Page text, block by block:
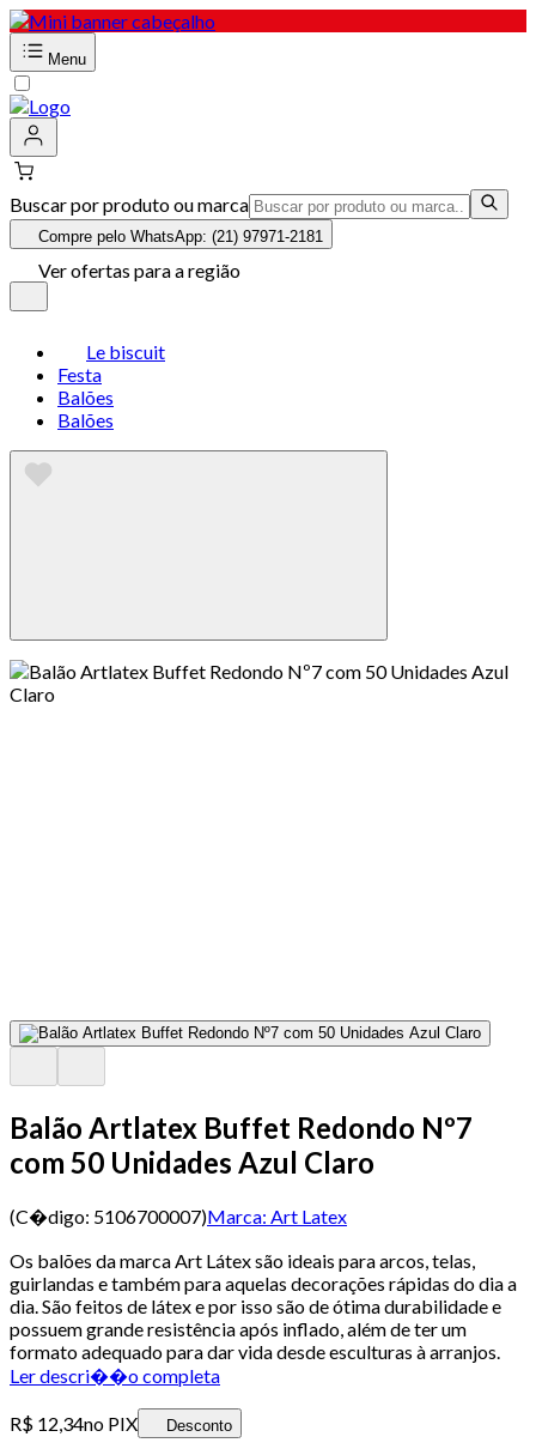
Menu
Buscar por produto ou marca
Compre pelo WhatsApp: (21) 97971-2181
Ver ofertas para a região
Le biscuit
Festa
Balões
Balões
Balão Artlatex Buffet Redondo Nº7
com 50 Unidades Azul Claro
(C�digo: 5106700007)Marca: Art Latex
Os balões da marca Art Látex são ideais para arcos, telas,
guirlandas e também para aquelas decorações rápidas do dia a
dia. São feitos de látex e por isso são de ótima durabilidade e
possuem grande resistência após inflado, além de ter um
formato adequado para dar vida desde esculturas à arranjos.
Ler descri��o completa
R$ 12,34no PIX Desconto